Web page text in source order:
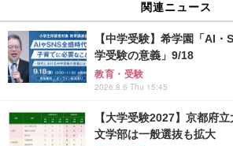
関連ニュース
【中学受験】希学園「AI・
学受験の意義」9/18
教育・受験
2026.8.6 Thu 15:45
【大学受験2027】京都府
文学部は一般選抜も拡大